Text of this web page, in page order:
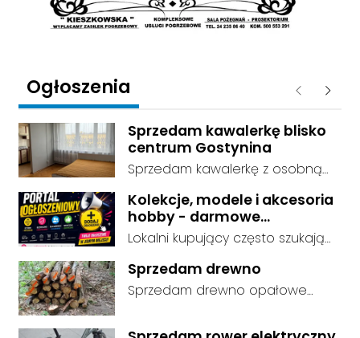
Ogłoszenia Poprzednie
Sprzedam kawalerkę blisko
centrum Gostynina
Sprzedam kawalerkę z osobną
Stan dobry - do zamieszkania, 3
piętro. Standard wykończenia -
dobry. cena do negocjacji.
Kolekcje, modele i akcesoria
hobby - darmowe
ogłoszenia, dodaj swoje za
Lokalni kupujący często szukają
w domu. Kategorie są czytelnie
podzielone, dzięki czemu osoby
Sprzedam drewno
Sprzedam drewno opałowe
palenia transport w własnym